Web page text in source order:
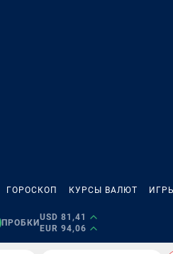
ГОРОСКОП КУРСЫ ВАЛЮТ
ПРОБКИ
USD 81,41
EUR 94,06